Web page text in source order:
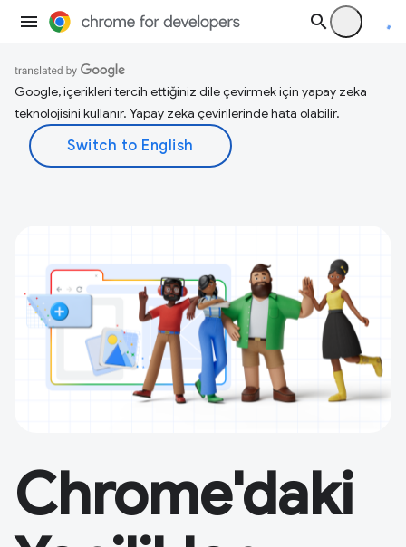
Google, içerikleri tercih ettiğiniz dile çevirmek için yapay zeka
teknolojisini kullanır. Yapay zeka çevirilerinde hata olabilir.
Chrome'daki